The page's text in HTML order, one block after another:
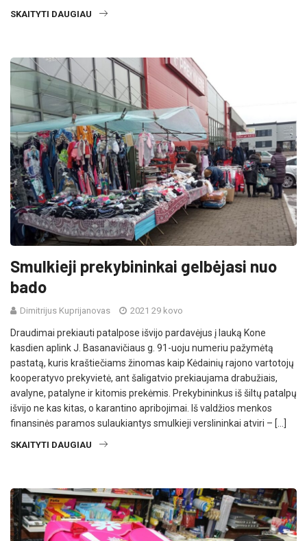
SKAITYTI DAUGIAU
Smulkieji prekybininkai gelbėjasi nuo
bado
Dimitrijus Kuprijanovas 2021 29 kovo
Draudimai prekiauti patalpose išvijo pardavėjus į lauką Kone
kasdien aplink J. Basanavičiaus g. 91-uoju numeriu pažymėtą
pastatą, kuris kraštiečiams žinomas kaip Kėdainių rajono vartotojų
kooperatyvo prekyvietė, ant šaligatvio prekiaujama drabužiais,
avalyne, patalyne ir kitomis prekėmis. Prekybininkus iš šiltų patalpų
išvijo ne kas kitas, o karantino apribojimai. Iš valdžios menkos
finansinės paramos sulaukiantys smulkieji verslininkai atviri – […]
SKAITYTI DAUGIAU